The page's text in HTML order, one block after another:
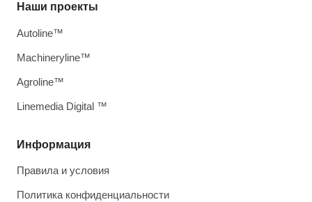
Информация
Правила и условия
Политика конфиденциальности
Наши проекты
Autoline™
Machineryline™
Agroline™
Linemedia Digital ™